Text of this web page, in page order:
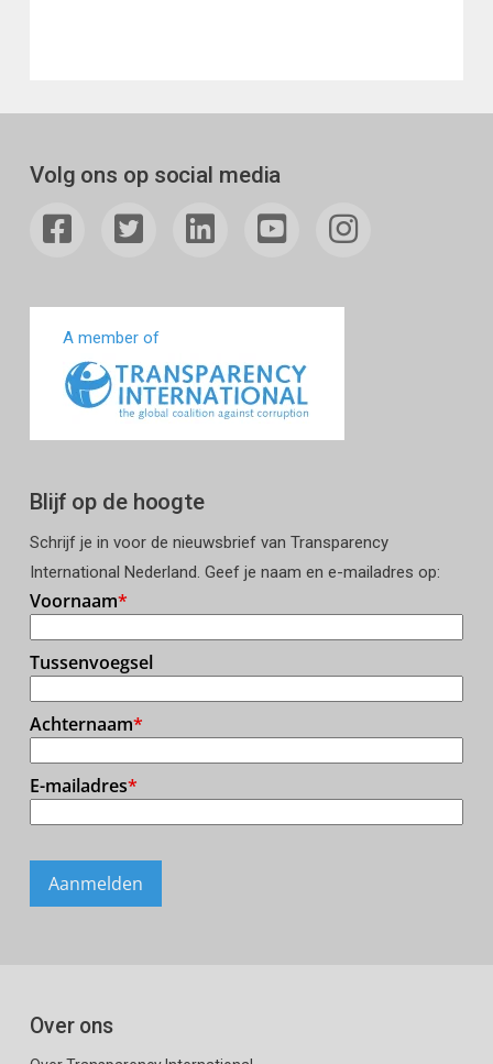
Volg ons op social media
A member of
Blijf op de hoogte
Schrijf je in voor de nieuwsbrief van Transparency
International Nederland. Geef je naam en e-mailadres op:
Over ons